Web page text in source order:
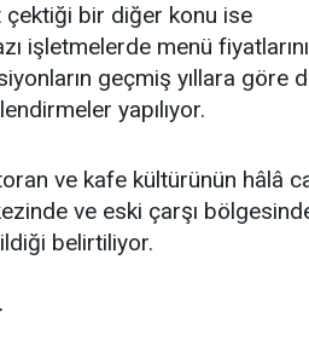
çektiği bir diğer konu ise
işletmelerde menü
geçmiş yıllara göre
yapılıyor.
ve kafe kültürünün hâlâ
ve eski çarşı
belirtiliyor.